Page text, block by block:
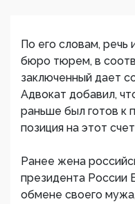
По его словам,
бюро тюрем, в
заключенный дает
Адвокат добавил,
раньше был готов к
позиция на этот
Ранее жена
президента России
обмене своего